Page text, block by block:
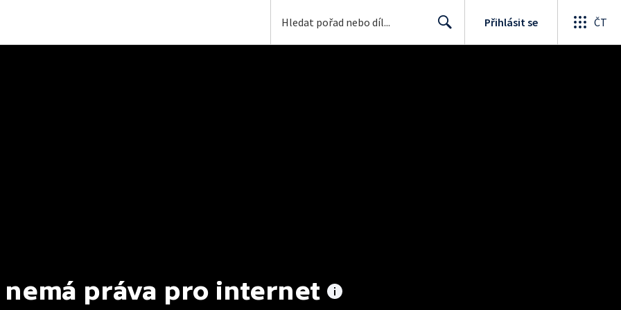
Přihlásit se ČT
nemá práva pro internet